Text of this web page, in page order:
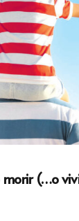
morir (…o